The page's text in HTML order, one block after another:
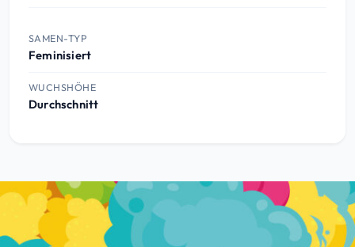
SAMEN-TYP
Feminisiert
WUCHSHÖHE
Durchschnitt